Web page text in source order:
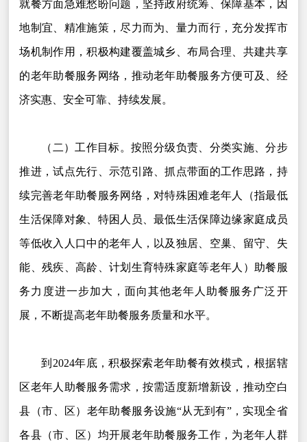
就餐方面急难愁盼问题，坚持政府统筹、保障基本，因
地制宜、精准施策，尽力而为、量力而行，充分发挥市
场机制作用，积极构建覆盖城乡、布局合理、共建共享
的老年助餐服务网络，推动老年助餐服务方便可及、经
济实惠、安全可靠、持续发展。
（二）工作目标。按照分级负责、分类实施、分步
推进，试点先行、示范引路、抓点带面的工作思路，持
续完善老年助餐服务网络，对特殊困难老年人（指最低
生活保障对象、特困人员、最低生活保障边缘家庭成员
等低收入人口中的老年人，以及独居、空巢、留守、失
能、残疾、高龄、计划生育特殊家庭等老年人）助餐服
务力度进一步加大，面向其他老年人助餐服务广泛开
展，不断提高老年助餐服务质量和水平。
到2024年底，积极探索老年助餐有效模式，根据辖
区老年人助餐服务需求，按需适度新增新设，推动空白
县（市、区）老年助餐服务设施“从无到有”，实现全省
各县（市、区）均开展老年助餐服务工作，为老年人群